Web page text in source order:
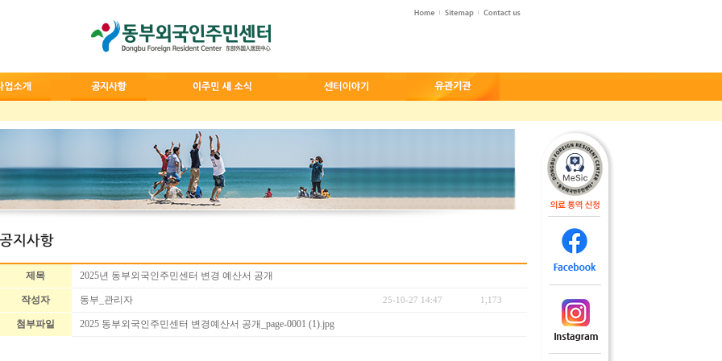
제목 2025년 동부외국인주민센터 변경 예산서 공개
작성자 동부_관리자 25-10-27 14:47 1,173
첨부파일 2025 동부외국인주민센터 변경예산서 공개_page-0001 (1).jpg